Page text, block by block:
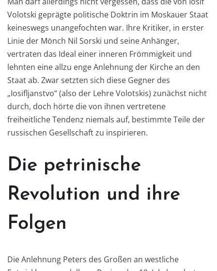
Volotski geprägte politische Doktrin im Moskauer Staat
keineswegs unangefochten war. Ihre Kritiker, in erster
Linie der Mönch Nil Sorski und seine Anhänger,
vertraten das Ideal einer inneren Frömmigkeit und
lehnten eineallzu enge Anlehnung der Kirche an den
Staat ab. Zwar setzten sich diese Gegner des
„Iosifljanstvo“(also der Lehre Volotskis) zunächst nicht
durch, doch hörte die von ihnen vertretene
freiheitliche Tendenz niemals auf, bestimmte Teile der
russischen Gesellschaft zu inspirieren.
Die petrinische
Revolution und ihre
Folgen
DieAnlehnung Peters des Großen an westliche